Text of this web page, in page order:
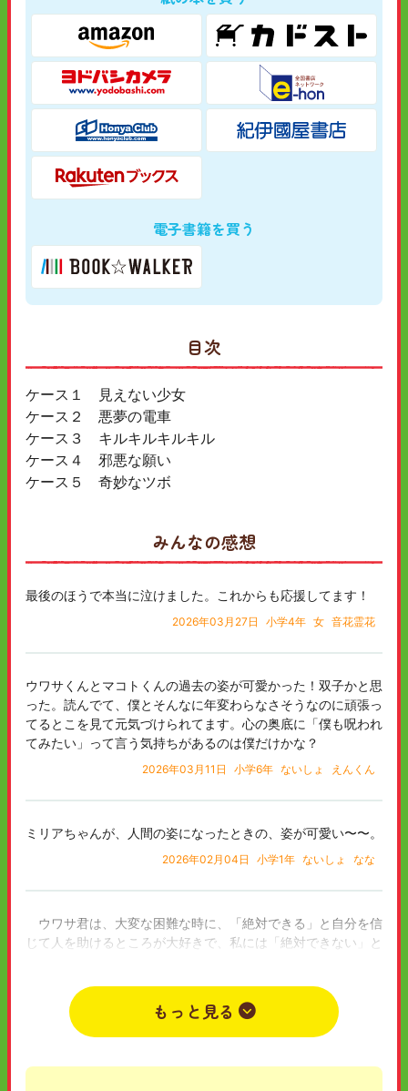
電子書籍を買う
目次
ケース１ 見えない少女
ケース２ 悪夢の電車
ケース３ キルキルキルキル
ケース４ 邪悪な願い
ケース５ 奇妙なツボ
みんなの感想
最後のほうで本当に泣けました。これからも応援してます！
2026年03月27日 小学4年 女 音花霊花
ウワサくんとマコトくんの過去の姿が可愛かった！双子かと思
った。読んでて、僕とそんなに年変わらなさそうなのに頑張っ
てるとこを見て元気づけられてます。心の奥底に「僕も呪われ
てみたい」って言う気持ちがあるのは僕だけかな？
2026年03月11日 小学6年 ないしょ えんくん
ミリアちゃんが、人間の姿になったときの、姿が可愛い〜〜。
2026年02月04日 小学1年 ないしょ なな
ウワサ君は、大変な困難な時に、「絶対できる」と自分を信
じて人を助けるところが大好きで、私には「絶対できない」と
また、挿絵のウワサ君と、マコト君の姿がかなり似ていたの
で、双子かと思いビックリしました。
最後にウワサ君の「皆を助ける」と心に決めた勇気と気持ち
もっと見る